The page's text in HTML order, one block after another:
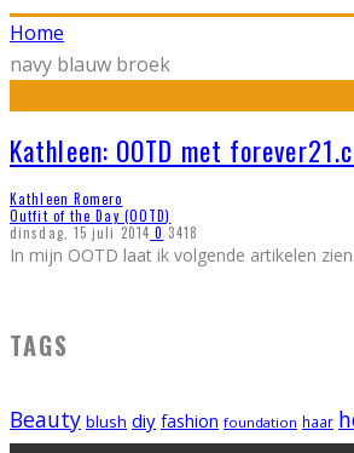
Home
navy blauw broek
Kathleen: OOTD met
Kathleen Romero
Outfit of the Day (OOTD)
dinsdag, 15 juli 2014 0 3418
In mijn OOTD laat ik volgende artikelen
TAGS
Beauty blush diy fashion foundation haar